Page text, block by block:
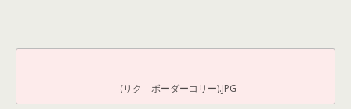
(リク ボーダーコリー).JPG